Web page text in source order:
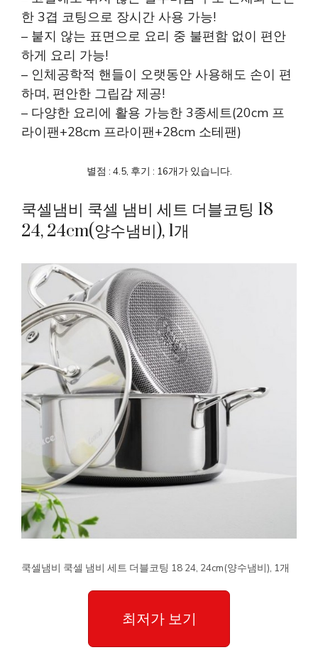
한 3겹 코팅으로 장시간 사용 가능!
– 붙지 않는 표면으로 요리 중 불편함 없이 편안
하게 요리 가능!
– 인체공학적 핸들이 오랫동안 사용해도 손이 편
하며, 편안한 그립감 제공!
– 다양한 요리에 활용 가능한 3종세트(20cm 프
라이팬+28cm 프라이팬+28cm 소테팬)
별점 : 4.5, 후기 : 16개가 있습니다.
쿡셀냄비 쿡셀 냄비 세트 더블코팅 18
24, 24cm(양수냄비), 1개
쿡셀냄비 쿡셀 냄비 세트 더블코팅 18 24, 24cm(양수냄비), 1개
최저가 보기